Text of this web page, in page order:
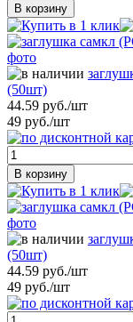
В корзину
(50шт)
44.59 руб./шт
49 руб./шт
В корзину
(50шт)
44.59 руб./шт
49 руб./шт